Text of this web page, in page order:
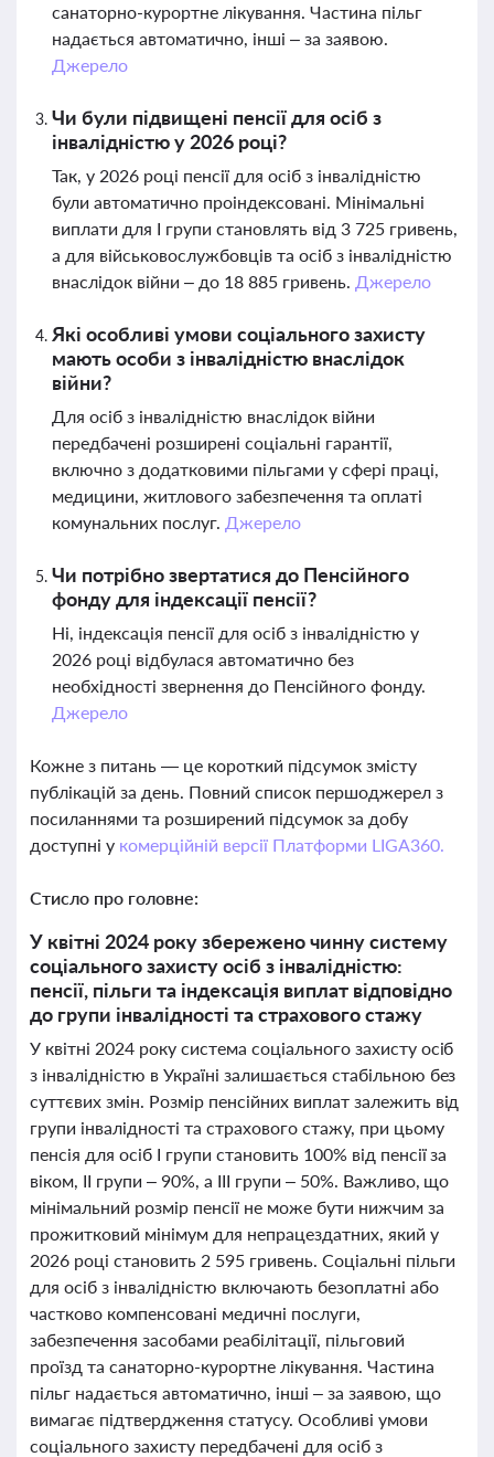
санаторно-курортне лікування. Частина пільг
надається автоматично, інші – за заявою.
Джерело
Чи були підвищені пенсії для осіб з
інвалідністю у 2026 році?
Так, у 2026 році пенсії для осіб з інвалідністю
були автоматично проіндексовані. Мінімальні
виплати для І групи становлять від 3 725 гривень,
а для військовослужбовців та осіб з інвалідністю
внаслідок війни – до 18 885 гривень. Джерело
Які особливі умови соціального захисту
мають особи з інвалідністю внаслідок
війни?
Для осіб з інвалідністю внаслідок війни
передбачені розширені соціальні гарантії,
включно з додатковими пільгами у сфері праці,
медицини, житлового забезпечення та оплаті
комунальних послуг. Джерело
Чи потрібно звертатися до Пенсійного
фонду для індексації пенсії?
Ні, індексація пенсії для осіб з інвалідністю у
2026 році відбулася автоматично без
необхідності звернення до Пенсійного фонду.
Джерело
Кожне з питань — це короткий підсумок змісту
публікацій за день. Повний список першоджерел з
посиланнями та розширений підсумок за добу
доступні у комерційній версії Платформи LIGA360.
Стисло про головне:
У квітні 2024 року збережено чинну систему
соціального захисту осіб з інвалідністю:
пенсії, пільги та індексація виплат відповідно
до групи інвалідності та страхового стажу
У квітні 2024 року система соціального захисту осіб
з інвалідністю в Україні залишається стабільною без
суттєвих змін. Розмір пенсійних виплат залежить від
групи інвалідності та страхового стажу, при цьому
пенсія для осіб І групи становить 100% від пенсії за
віком, ІІ групи – 90%, а ІІІ групи – 50%. Важливо, що
мінімальний розмір пенсії не може бути нижчим за
прожитковий мінімум для непрацездатних, який у
2026 році становить 2 595 гривень. Соціальні пільги
для осіб з інвалідністю включають безоплатні або
частково компенсовані медичні послуги,
забезпечення засобами реабілітації, пільговий
проїзд та санаторно-курортне лікування. Частина
пільг надається автоматично, інші – за заявою, що
вимагає підтвердження статусу. Особливі умови
соціального захисту передбачені для осіб з